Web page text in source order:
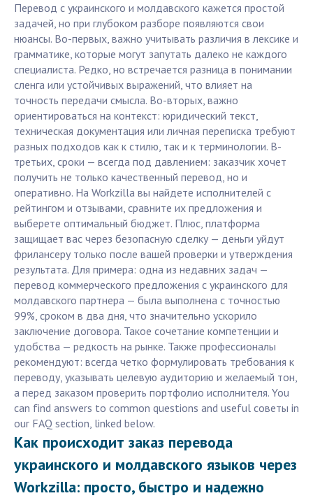
Перевод с украинского и молдавского кажется простой
задачей, но при глубоком разборе появляются свои
нюансы. Во-первых, важно учитывать различия в лексике и
грамматике, которые могут запутать далеко не каждого
специалиста. Редко, но встречается разница в понимании
сленга или устойчивых выражений, что влияет на
точность передачи смысла. Во-вторых, важно
ориентироваться на контекст: юридический текст,
техническая документация или личная переписка требуют
разных подходов как к стилю, так и к терминологии. В-
третьих, сроки — всегда под давлением: заказчик хочет
получить не только качественный перевод, но и
оперативно. На Workzilla вы найдете исполнителей с
рейтингом и отзывами, сравните их предложения и
выберете оптимальный бюджет. Плюс, платформа
защищает вас через безопасную сделку — деньги уйдут
фрилансеру только после вашей проверки и утверждения
результата. Для примера: одна из недавних задач —
перевод коммерческого предложения с украинского для
молдавского партнера — была выполнена с точностью
99%, сроком в два дня, что значительно ускорило
заключение договора. Такое сочетание компетенции и
удобства — редкость на рынке. Также профессионалы
рекомендуют: всегда четко формулировать требования к
переводу, указывать целевую аудиторию и желаемый тон,
а перед заказом проверить портфолио исполнителя. You
can find answers to common questions and useful советы in
our FAQ section, linked below.
Как происходит заказ перевода
украинского и молдавского языков через
Workzilla: просто, быстро и надежно